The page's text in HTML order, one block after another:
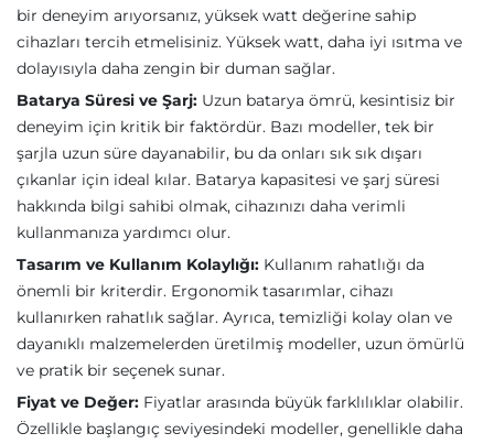
bir deneyim arıyorsanız, yüksek watt değerine sahip
cihazları tercih etmelisiniz. Yüksek watt, daha iyi ısıtma ve
dolayısıyla daha zengin bir duman sağlar.
Batarya Süresi ve Şarj: Uzun batarya ömrü, kesintisiz bir
deneyim için kritik bir faktördür. Bazı modeller, tek bir
şarjla uzun süre dayanabilir, bu da onları sık sık dışarı
çıkanlar için ideal kılar. Batarya kapasitesi ve şarj süresi
hakkında bilgi sahibi olmak, cihazınızı daha verimli
kullanmanıza yardımcı olur.
Tasarım ve Kullanım Kolaylığı: Kullanım rahatlığı da
önemli bir kriterdir. Ergonomik tasarımlar, cihazı
kullanırken rahatlık sağlar. Ayrıca, temizliği kolay olan ve
dayanıklı malzemelerden üretilmiş modeller, uzun ömürlü
ve pratik bir seçenek sunar.
Fiyat ve Değer: Fiyatlar arasında büyük farklılıklar olabilir.
Özellikle başlangıç seviyesindeki modeller, genellikle daha